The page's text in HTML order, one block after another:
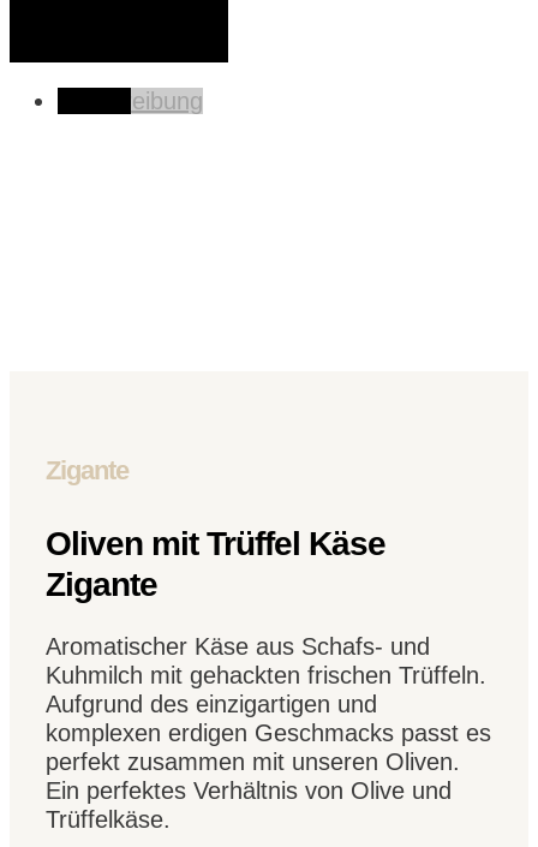
Käse
Zigante
Menge
Beschreibung
Zigante
Oliven mit Trüffel Käse
Zigante
Aromatischer Käse aus Schafs- und
Kuhmilch mit gehackten frischen Trüffeln.
Aufgrund des einzigartigen und
komplexen erdigen Geschmacks passt es
perfekt zusammen mit unseren Oliven.
Ein perfektes Verhältnis von Olive und
Trüffelkäse.